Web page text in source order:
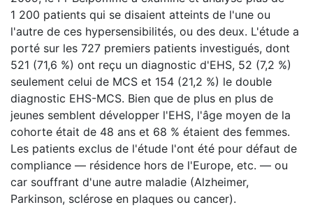
1 200 patients qui se disaient atteints de l'une ou
l'autre de ces hypersensibilités, ou des deux. L'étude a
porté sur les 727 premiers patients investigués, dont
521 (71,6 %) ont reçu un diagnostic d'EHS, 52 (7,2 %)
seulement celui de MCS et 154 (21,2 %) le double
diagnostic EHS-MCS. Bien que de plus en plus de
jeunes semblent développer l'EHS, l'âge moyen de la
cohorte était de 48 ans et 68 % étaient des femmes.
Les patients exclus de l'étude l'ont été pour défaut de
compliance — résidence hors de l'Europe, etc. — ou
car souffrant d'une autre maladie (Alzheimer,
Parkinson, sclérose en plaques ou cancer).